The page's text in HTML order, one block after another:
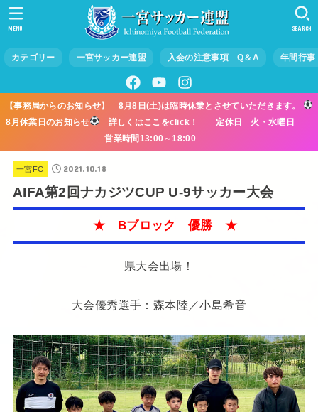
カテゴリー 一宮サッカー連盟 入会の注意事項 Q＆A 年間行事
SEARCH
MENU
【事務局からのお知らせ】 8月8日(土)は臨時休業とさせていただきます。
8月休業日のお知らせ
詳しくはここをclick！ 定休日 火・水曜日
営業時間13:00～18:00
一宮FC 2021.10.18
AIFA第2回ナカジツCUP U-9サッカー大会
★ Bブロック 優勝 ★
県大会出場！
大会優秀選手：森本陸／小島希音